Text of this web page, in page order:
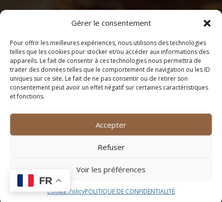
Gérer le consentement
Pour offrir les meilleures expériences, nous utilisons des technologies
telles que les cookies pour stocker et/ou accéder aux informations des
appareils. Le fait de consentir à ces technologies nous permettra de
traiter des données telles que le comportement de navigation ou les ID
uniques sur ce site. Le fait de ne pas consentir ou de retirer son
consentement peut avoir un effet négatif sur certaines caractéristiques
et fonctions.
Accepter
Refuser
Voir les préférences
Cookie PolicyPOLITIQUE DE CONFIDENTIALITÉ
Bouteilles de vin
Vente de vin
FR